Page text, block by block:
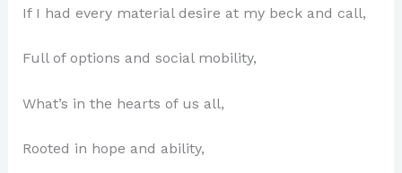
If I had every material desire at my beck and call,
Full of options and social mobility,
What’s in the hearts of us all,
Rooted in hope and ability,